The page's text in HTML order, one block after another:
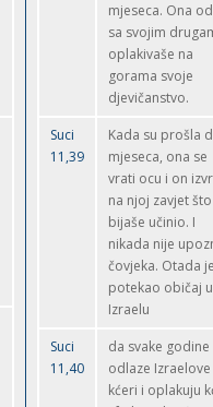
mjeseca. Ona
sa svojim
oplakivaše na
gorama svoje
djevičanstvo.
Suci
11,39
Kada su prošla
mjeseca, ona se
vrati ocu i on
na njoj zavjet
bijaše učinio. I
nikada nije
čovjeka. Otada
potekao običaj u
Izraelu
Suci
11,40
da svake godine
odlaze Izraelove
kćeri i oplakuju